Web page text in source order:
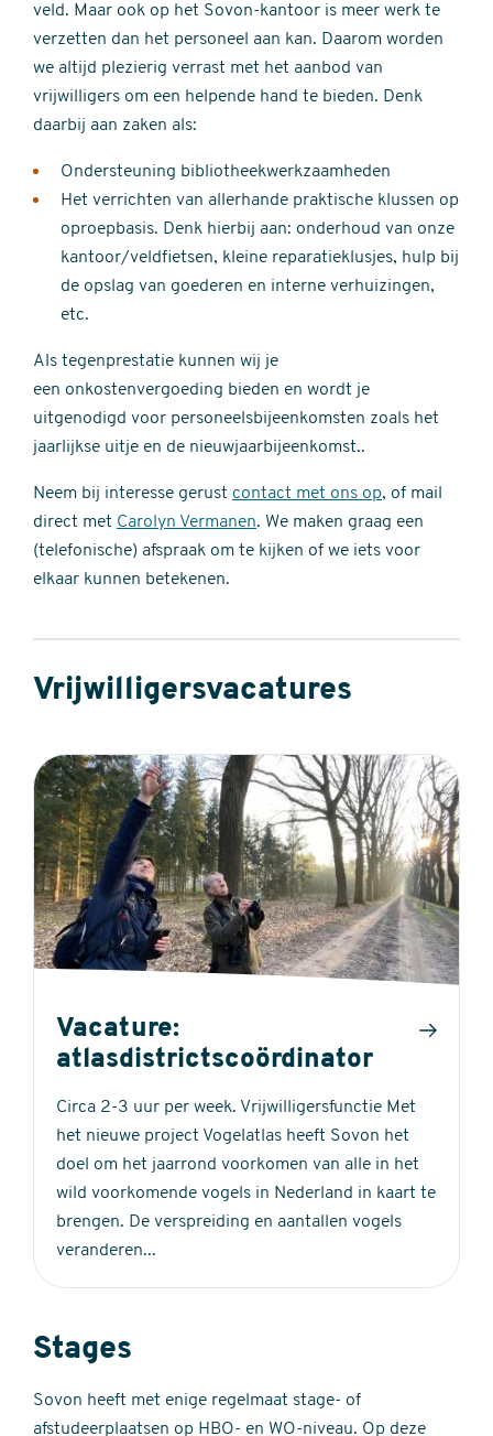
veld. Maar ook op het Sovon-kantoor is meer werk te
verzetten dan het personeel aan kan. Daarom worden
we altijd plezierig verrast met het aanbod van
vrijwilligers om een helpende hand te bieden. Denk
daarbij aan zaken als:
Ondersteuning bibliotheekwerkzaamheden
Het verrichten van allerhande praktische klussen op
oproepbasis. Denk hierbij aan: onderhoud van onze
kantoor/veldfietsen, kleine reparatieklusjes, hulp bij
de opslag van goederen en interne verhuizingen,
etc.
Als tegenprestatie kunnen wij je
een onkostenvergoeding bieden en wordt je
uitgenodigd voor personeelsbijeenkomsten zoals het
jaarlijkse uitje en de nieuwjaarbijeenkomst..
Neem bij interesse gerust contact met ons op, of mail
direct met Carolyn Vermanen. We maken graag een
(telefonische) afspraak om te kijken of we iets voor
elkaar kunnen betekenen.
Vrijwilligersvacatures
Vacature:
atlasdistrictscoördinator
Circa 2-3 uur per week. Vrijwilligersfunctie Met
het nieuwe project Vogelatlas heeft Sovon het
doel om het jaarrond voorkomen van alle in het
wild voorkomende vogels in Nederland in kaart te
brengen. De verspreiding en aantallen vogels
veranderen...
Stages
Sovon heeft met enige regelmaat stage- of
afstudeerplaatsen op HBO- en WO-niveau. Op deze